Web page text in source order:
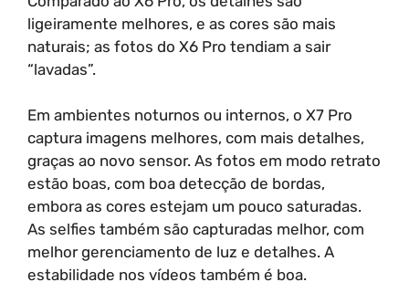
ligeiramente melhores, e as cores são mais
naturais; as fotos do X6 Pro tendiam a sair
“lavadas”.
Em ambientes noturnos ou internos, o X7 Pro
captura imagens melhores, com mais detalhes,
graças ao novo sensor. As fotos em modo retrato
estão boas, com boa detecção de bordas,
embora as cores estejam um pouco saturadas.
As selfies também são capturadas melhor, com
melhor gerenciamento de luz e detalhes. A
estabilidade nos vídeos também é boa.